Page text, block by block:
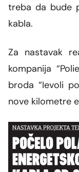
treba da bude
kabla.
Za nastavak
kompanija
broda “Ievoli
nove kilometre